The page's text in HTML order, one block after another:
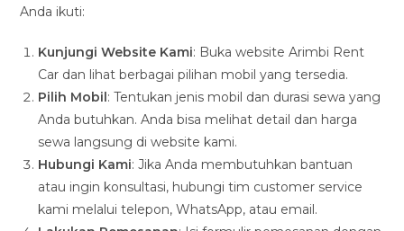
Anda ikuti:
Kunjungi Website Kami: Buka website Arimbi Rent
Car dan lihat berbagai pilihan mobil yang tersedia.
Pilih Mobil: Tentukan jenis mobil dan durasi sewa yang
Anda butuhkan. Anda bisa melihat detail dan harga
sewa langsung di website kami.
Hubungi Kami: Jika Anda membutuhkan bantuan
atau ingin konsultasi, hubungi tim customer service
kami melalui telepon, WhatsApp, atau email.